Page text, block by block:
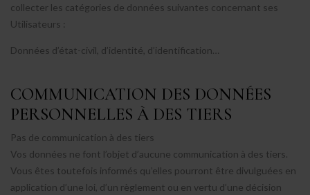
collecter les catégories de données suivantes concernant ses
Utilisateurs :
Données d’état-civil, d’identité, d’identification…
COMMUNICATION DES DONNÉES
PERSONNELLES À DES TIERS
Pas de communication à des tiers
Vos données ne font l’objet d’aucune communication à des tiers.
Vous êtes toutefois informés qu’elles pourront être divulguées en
application d’une loi, d’un règlement ou en vertu d’une décision